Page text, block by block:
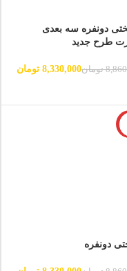
دونفره سه بعدی
طرح جدید
تومان8,330,000 تومان
دونفره